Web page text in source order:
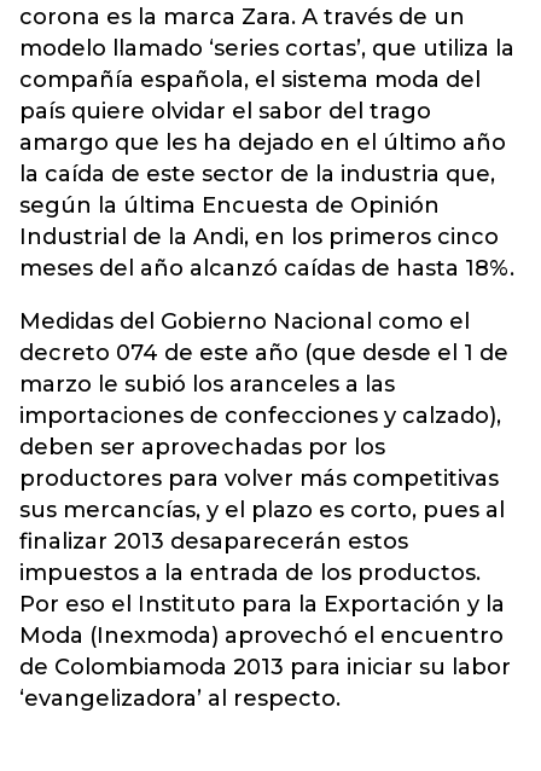
corona es la marca Zara. A través de un
modelo llamado ‘series cortas’, que utiliza la
compañía española, el sistema moda del
país quiere olvidar el sabor del trago
amargo que les ha dejado en el último año
la caída de este sector de la industria que,
según la última Encuesta de Opinión
Industrial de la Andi, en los primeros cinco
meses del año alcanzó caídas de hasta 18%.
Medidas del Gobierno Nacional como el
decreto 074 de este año (que desde el 1 de
marzo le subió los aranceles a las
importaciones de confecciones y calzado),
deben ser aprovechadas por los
productores para volver más competitivas
sus mercancías, y el plazo es corto, pues al
finalizar 2013 desaparecerán estos
impuestos a la entrada de los productos.
Por eso el Instituto para la Exportación y la
Moda (Inexmoda) aprovechó el encuentro
de Colombiamoda 2013 para iniciar su labor
‘evangelizadora’ al respecto.